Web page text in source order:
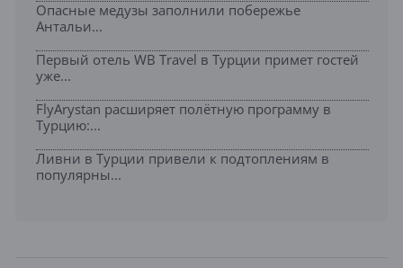
Опасные медузы заполнили побережье
Антальи...
Первый отель WB Travel в Турции примет гостей
уже...
FlyArystan расширяет полётную программу в
Турцию:...
Ливни в Турции привели к подтоплениям в
популярны...